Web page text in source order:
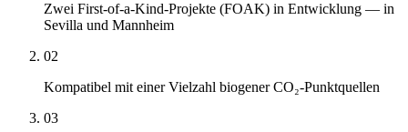
Zwei First-of-a-Kind-Projekte (FOAK) in Entwicklung — in
Sevilla und Mannheim
02
Kompatibel mit einer Vielzahl biogener CO₂-Punktquellen
03